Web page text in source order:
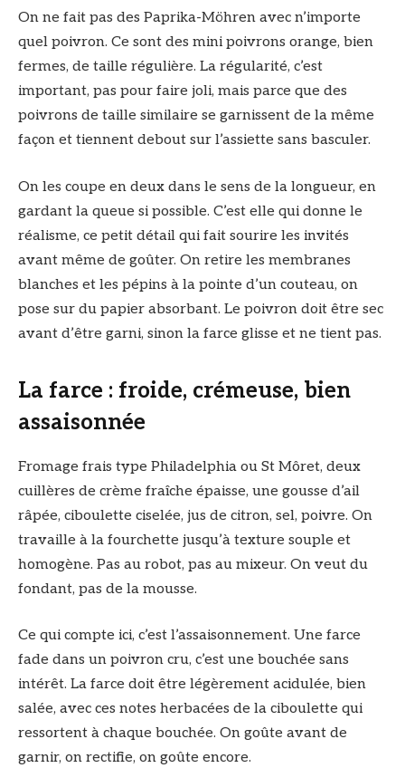
On ne fait pas des Paprika-Möhren avec n’importe
quel poivron. Ce sont des mini poivrons orange, bien
fermes, de taille régulière. La régularité, c’est
important, pas pour faire joli, mais parce que des
poivrons de taille similaire se garnissent de la même
façon et tiennent debout sur l’assiette sans basculer.
On les coupe en deux dans le sens de la longueur, en
gardant la queue si possible. C’est elle qui donne le
réalisme, ce petit détail qui fait sourire les invités
avant même de goûter. On retire les membranes
blanches et les pépins à la pointe d’un couteau, on
pose sur du papier absorbant. Le poivron doit être sec
avant d’être garni, sinon la farce glisse et ne tient pas.
La farce : froide, crémeuse, bien
assaisonnée
Fromage frais type Philadelphia ou St Môret, deux
cuillères de crème fraîche épaisse, une gousse d’ail
râpée, ciboulette ciselée, jus de citron, sel, poivre. On
travaille à la fourchette jusqu’à texture souple et
homogène. Pas au robot, pas au mixeur. On veut du
fondant, pas de la mousse.
Ce qui compte ici, c’est l’assaisonnement. Une farce
fade dans un poivron cru, c’est une bouchée sans
intérêt. La farce doit être légèrement acidulée, bien
salée, avec ces notes herbacées de la ciboulette qui
ressortent à chaque bouchée. On goûte avant de
garnir, on rectifie, on goûte encore.